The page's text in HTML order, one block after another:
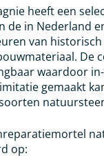
heeft een
de in Nederland
van
De
waardoor
gemaakt
op: